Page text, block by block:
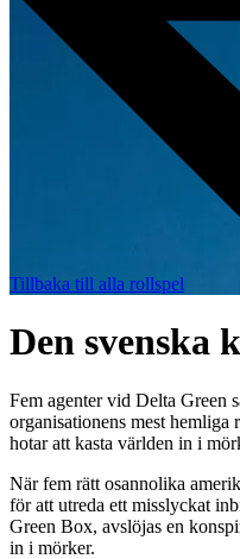
Tillbaka till alla rollspel
Den svenska
Fem agenter vid Delta Green
organisationens mest
hotar att kasta världen in i
När fem rätt osannolika
för att utreda ett misslyckat
Green Box, avslöjas en
in i mörker.